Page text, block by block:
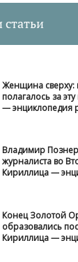
Женщина сверху:
полагалось за
— энциклопедия
Владимир
журналиста во
Кириллица —
Конец Золотой
образовались
Кириллица —